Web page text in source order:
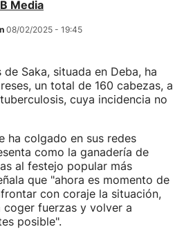
Media
08/02/2025 - 19:45
Saka, situada en Deba, ha
un total de 160 cabezas, a
cuya incidencia no
ha colgado en sus redes
como la ganadería de
al festejo popular más
que "ahora es momento de
con coraje la situación,
fuerzas y volver a
posible".